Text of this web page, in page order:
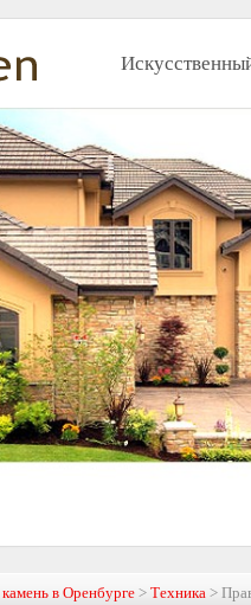
в Оренбурге >Техника >